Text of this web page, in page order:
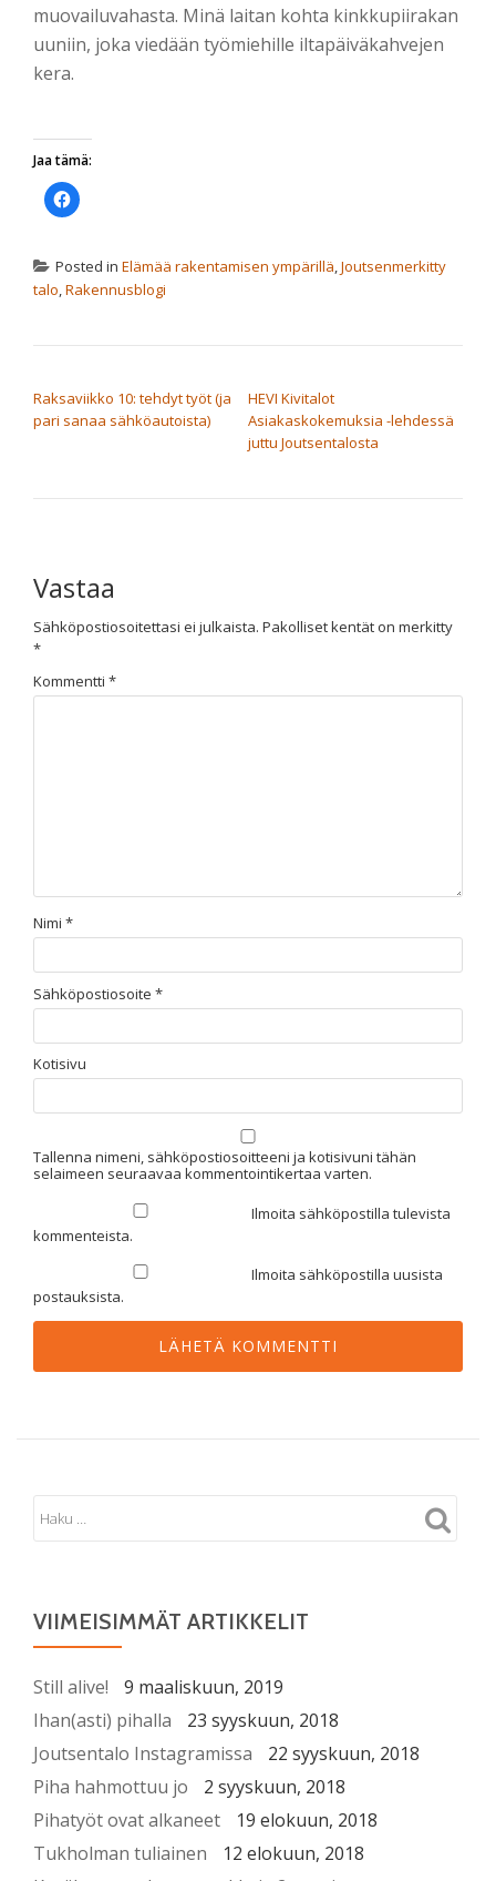
muovailuvahasta. Minä laitan kohta kinkkupiirakan
uuniin, joka viedään työmiehille iltapäiväkahvejen
kera.
Jaa tämä:
Jaa
Facebookissa(Avautuu
Posted in Elämää rakentamisen ympärillä,Joutsenmerkitty
talo,Rakennusblogi
Raksaviikko 10: tehdyt työt (ja
pari sanaa sähköautoista)
HEVI Kivitalot
Asiakaskokemuksia -lehdessä
juttu Joutsentalosta
Vastaa
Sähköpostiosoitettasi ei julkaista. Pakolliset kentät on merkitty
*
Kommentti *
Nimi *
Sähköpostiosoite *
Kotisivu
Tallenna nimeni, sähköpostiosoitteeni ja kotisivuni tähän
selaimeen seuraavaa kommentointikertaa varten.
Ilmoita sähköpostilla tulevista
kommenteista.
Ilmoita sähköpostilla uusista
postauksista.
VIIMEISIMMÄT ARTIKKELIT
Still alive!
9 maaliskuun, 2019
Ihan(asti) pihalla
23 syyskuun, 2018
Joutsentalo Instagramissa
22 syyskuun, 2018
Piha hahmottuu jo
2 syyskuun, 2018
Pihatyöt ovat alkaneet
19 elokuun, 2018
Tukholman tuliainen
12 elokuun, 2018